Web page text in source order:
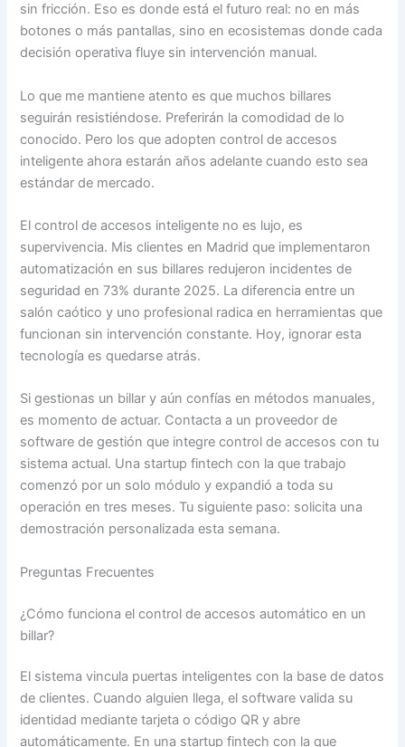
sin fricción. Eso es donde está el futuro real: no en más
botones o más pantallas, sino en ecosistemas donde cada
decisión operativa fluye sin intervención manual.
Lo que me mantiene atento es que muchos billares
seguirán resistiéndose. Preferirán la comodidad de lo
conocido. Pero los que adopten control de accesos
inteligente ahora estarán años adelante cuando esto sea
estándar de mercado.
El control de accesos inteligente no es lujo, es
supervivencia. Mis clientes en Madrid que implementaron
automatización en sus billares redujeron incidentes de
seguridad en 73% durante 2025. La diferencia entre un
salón caótico y uno profesional radica en herramientas que
funcionan sin intervención constante. Hoy, ignorar esta
tecnología es quedarse atrás.
Si gestionas un billar y aún confías en métodos manuales,
es momento de actuar. Contacta a un proveedor de
software de gestión que integre control de accesos con tu
sistema actual. Una startup fintech con la que trabajo
comenzó por un solo módulo y expandió a toda su
operación en tres meses. Tu siguiente paso: solicita una
demostración personalizada esta semana.
Preguntas Frecuentes
¿Cómo funciona el control de accesos automático en un
billar?
El sistema vincula puertas inteligentes con la base de datos
de clientes. Cuando alguien llega, el software valida su
identidad mediante tarjeta o código QR y abre
automáticamente. En una startup fintech con la que